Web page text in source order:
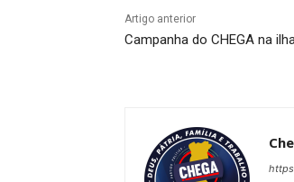
Artigo anterior
Campanha do CHEGA na